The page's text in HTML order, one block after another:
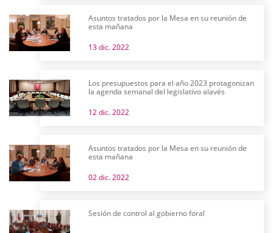
Asuntos tratados por la Mesa en su reunión de
esta mañana
13 dic. 2022
Los presupuestos para el año 2023 protagonizan
la agenda semanal del legislativo alavés
12 dic. 2022
Asuntos tratados por la Mesa en su reunión de
esta mañana
02 dic. 2022
Sesión de control al gobierno foral